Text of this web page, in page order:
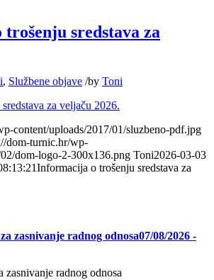
sredstava za
, Službene objave /by Toni
za veljaču 2026.
content/uploads/2017/01/sluzbeno-pdf.jpg
dom-turnic.hr/wp-
dom-logo-2-300x136.png Toni2026-03-03
Informacija o trošenju sredstava za
zasnivanje radnog odnosa07/08/2026 -
zasnivanje radnog odnosa